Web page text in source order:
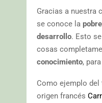
Gracias a nuestra
se conoce la
desarrollo. Esto
cosas
conocimiento,
Como ejemplo
origen francés